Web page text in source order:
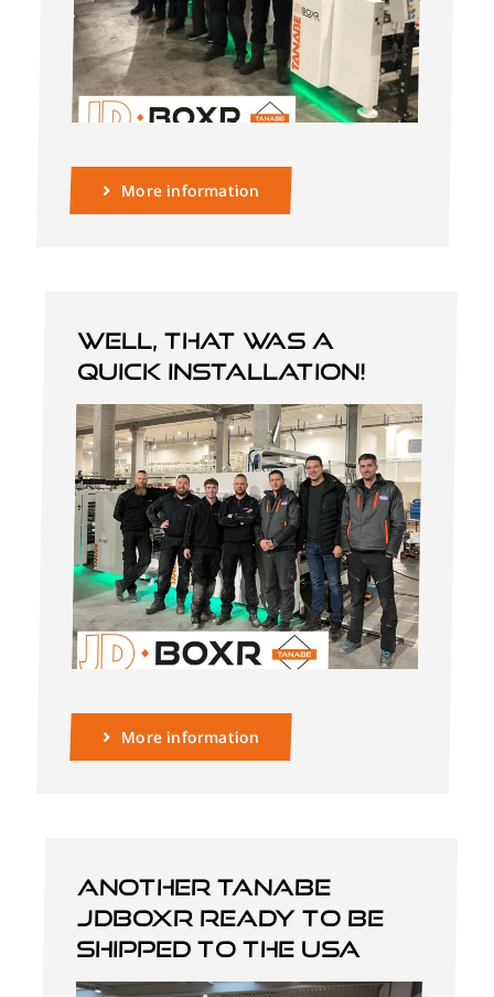
More information
Well, that was a
quick installation!
More information
Another Tanabe
JDBOXR ready to be
shipped to the USA